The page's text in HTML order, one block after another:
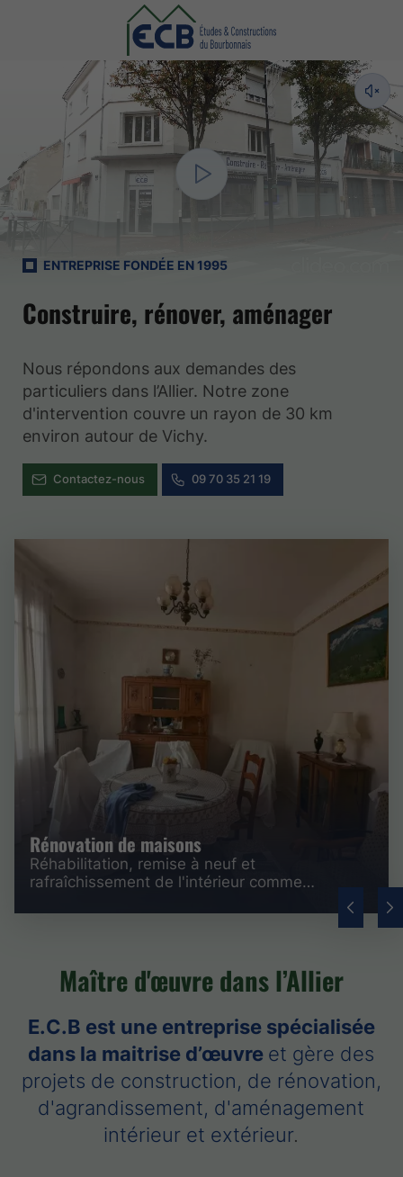
ENTREPRISE FONDÉE EN 1995
Construire, rénover, aménager
Nous répondons aux demandes des
particuliers dans l’Allier. Notre zone
d'intervention couvre un rayon de 30 km
environ autour de Vichy.
Contactez-nous 09 70 35 21 19
Rénovation de maisons
Réhabilitation, remise à neuf et
rafraîchissement de l'intérieur comme
Maître d'œuvre dans l’Allier
E.C.B est une entreprise spécialisée
dans la maitrise d’œuvre et gère des
projets de construction, de rénovation,
d'agrandissement, d'aménagement
intérieur et extérieur.